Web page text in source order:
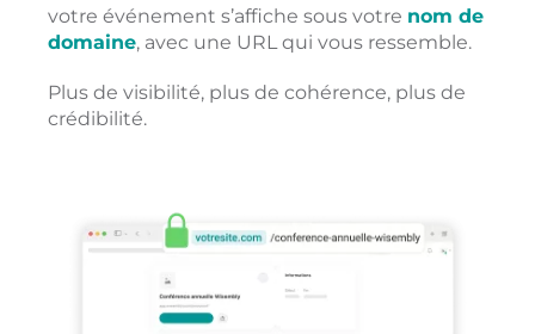
votre événement s’affiche sous votre nom de
domaine, avec une URL qui vous ressemble.
Plus de visibilité, plus de cohérence, plus de
crédibilité.